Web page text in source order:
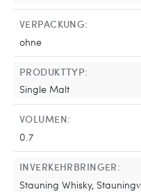
VERPACKUNG:
ohne
PRODUKTTYP:
Single Malt
VOLUMEN:
0.7
INVERKEHRBRINGER:
Stauning Whisky,